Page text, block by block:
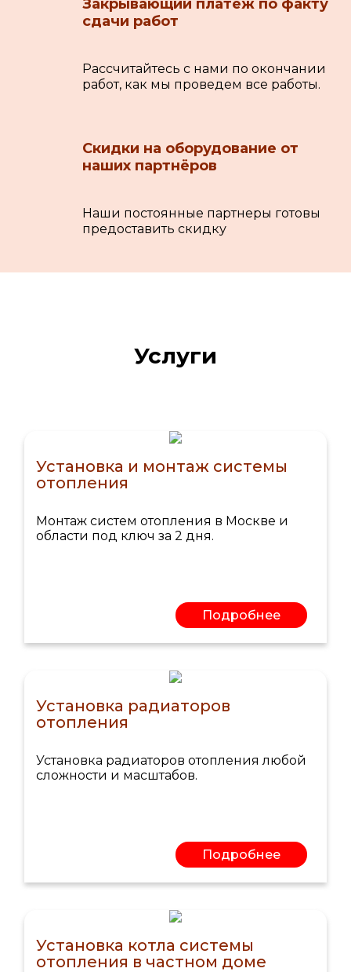
Закрывающий платеж по факту
сдачи работ
Рассчитайтесь с нами по окончании
работ, как мы проведем все работы.
Скидки на оборудование от
наших партнёров
Наши постоянные партнеры готовы
предоставить скидку
Услуги
Установка и монтаж системы
отопления
Монтаж систем отопления в Москве и
области под ключ за 2 дня.
Подробнее
Установка радиаторов
отопления
Установка радиаторов отопления любой
сложности и масштабов.
Подробнее
Установка котла системы
отопления в частном доме